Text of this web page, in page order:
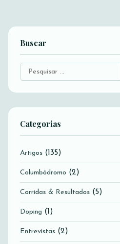
Buscar
Pesquisar
por:
Categorias
Artigos (135)
Columbódromo (2)
Corridas & Resultados (5)
Doping (1)
Entrevistas (2)